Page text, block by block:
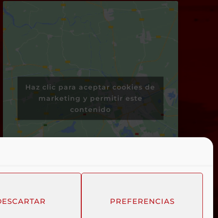
PREFERENCIAS
Haz clic para aceptar cookies de
marketing y permitir este
contenido